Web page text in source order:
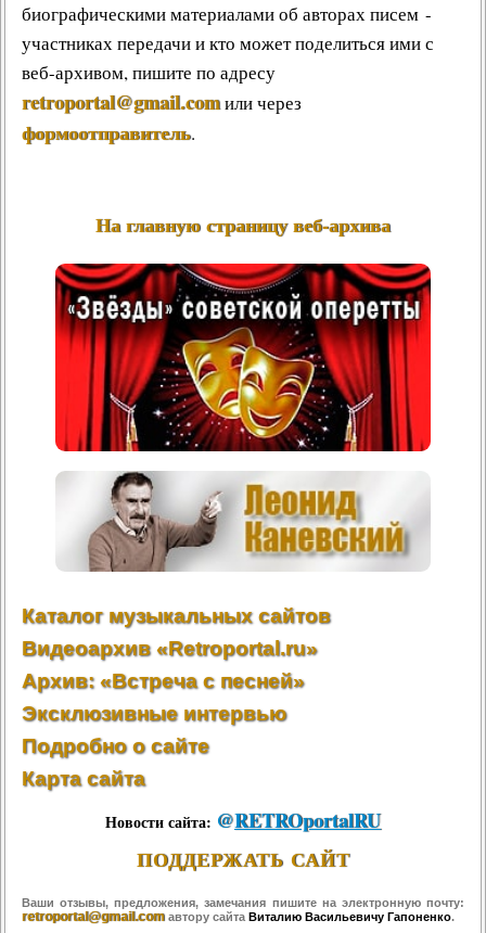
биографическими материалами об авторах писем -
участниках передачи и кто может поделиться ими с
веб-архивом, пишите по адресу
retroportal@gmail.comили через
формоотправитель.
На главную страницу веб-архива
Каталог музыкальных сайтов
Видеоархив «Retroportal.ru»
Архив: «Встреча с песней»
Эксклюзивные интервью
Подробно о сайте
Карта сайта
Новости сайта: @RETROportalRU
ПОДДЕРЖАТЬ САЙТ
Ваши отзывы, предложения, замечания пишите на электронную почту:
retroportal@gmail.com автору сайта Виталию Васильевичу Гапоненко.